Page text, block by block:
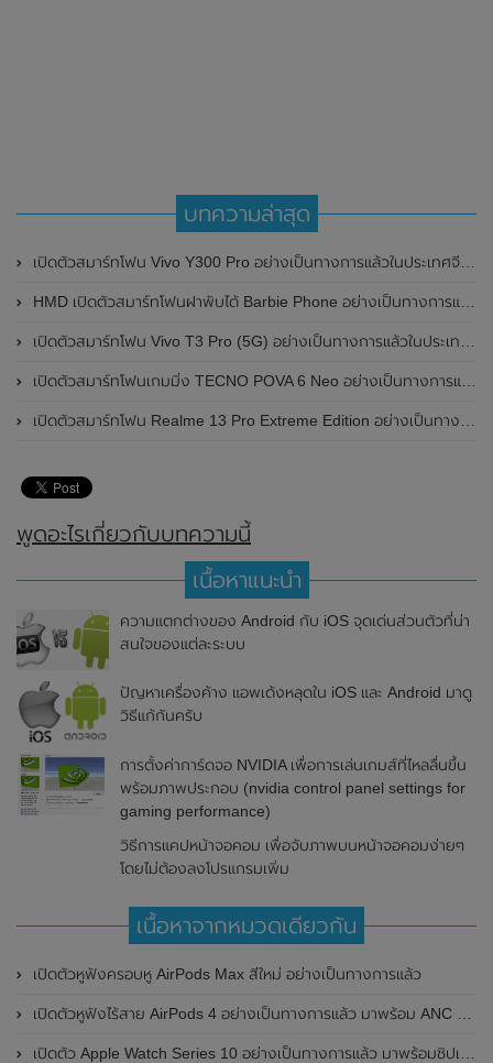
บทความล่าสุด
เปิดตัวสมาร์ทโฟน Vivo Y300 Pro อย่างเป็นทางการแล้วในประเทศจีน มาพร้อมดีไซน์พรีเมี่ยม ทนทาน และแบตเตอรี่สุดอึดขนาดใหญ่ 6,500mAh พร้อมรองรับการชาร์จไว 80W
HMD เปิดตัวสมาร์ทโฟนฝาพับได้ Barbie Phone อย่างเป็นทางการแล้ว มาพร้อมธีมสีชมพูสดใส
เปิดตัวสมาร์ทโฟน Vivo T3 Pro (5G) อย่างเป็นทางการแล้วในประเทศอินเดีย
เปิดตัวสมาร์ทโฟนเกมมิ่ง TECNO POVA 6 Neo อย่างเป็นทางการแล้วในประเทศไทย ในราคา 8,499 บาท
เปิดตัวสมาร์ทโฟน Realme 13 Pro Extreme Edition อย่างเป็นทางการแล้วในประเทศจีน
พูดอะไรเกี่ยวกับบทความนี้
เนื้อหาแนะนำ
ความแตกต่างของ Android กับ iOS จุดเด่นส่วนตัวที่น่า
สนใจของแต่ละระบบ
ปัญหาเครื่องค้าง แอพเด้งหลุดใน iOS และ Android มาดู
วิธีแก้กันครับ
การตั้งค่าการ์ดจอ NVIDIA เพื่อการเล่นเกมส์ที่ไหลลื่นขึ้น
พร้อมภาพประกอบ (nvidia control panel settings for
gaming performance)
วิธีการแคปหน้าจอคอม เพื่อจับภาพบนหน้าจอคอมง่ายๆ
โดยไม่ต้องลงโปรแกรมเพิ่ม
เนื้อหาจากหมวดเดียวกัน
เปิดตัวหูฟังครอบหู AirPods Max สีใหม่ อย่างเป็นทางการแล้ว
เปิดตัวหูฟังไร้สาย AirPods 4 อย่างเป็นทางการแล้ว มาพร้อม ANC และฟีเจอร์ใหม่มากมาย
เปิดตัว Apple Watch Series 10 อย่างเป็นทางการแล้ว มาพร้อมชิปเซ็ตรุ่น S10